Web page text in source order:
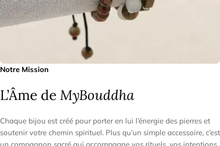
Notre Mission
L’Âme de MyBouddha
Chaque bijou est créé pour porter en lui l’énergie des pierres et
soutenir votre chemin spirituel. Plus qu’un simple accessoire, c’est